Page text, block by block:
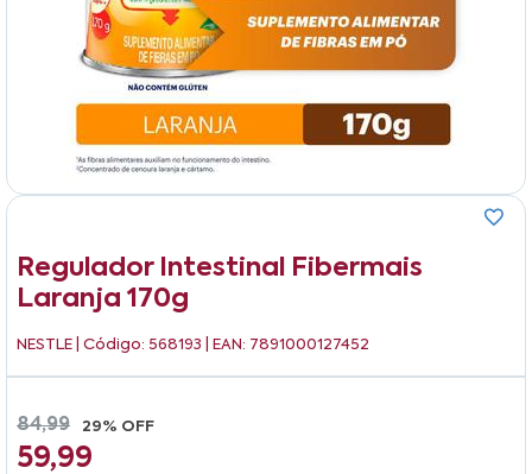
Regulador Intestinal Fibermais
Laranja 170g
NESTLE | Código: 568193 | EAN: 7891000127452
84,99 29% OFF
59,99